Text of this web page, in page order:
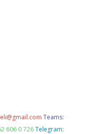
Teams:
606 0 726 Telegram: